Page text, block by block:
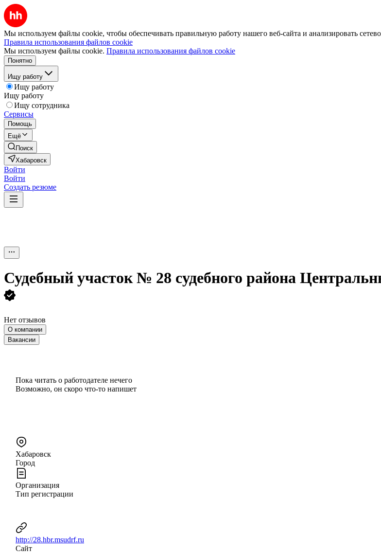
Мы используем файлы cookie, чтобы обеспечивать правильную работу нашего веб-сайта и анализировать
Правила использования файлов cookie
Мы используем файлы cookie. Правила использования файлов cookie
Понятно
Ищу работу
Ищу работу
Ищу работу
Ищу сотрудника
Сервисы
Помощь
Ещё
Поиск
Хабаровск
Войти
Войти
Создать резюме
Судебный участок № 28 судебного района
Нет отзывов
О компании
Вакансии
Пока читать о работодателе нечего
Возможно, он скоро что‑то напишет
Хабаровск
Город
Организация
Тип регистрации
http://28.hbr.msudrf.ru
Сайт